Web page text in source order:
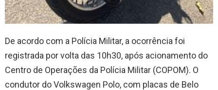
De acordo com a Polícia Militar, a ocorrência foi
registrada por volta das 10h30, após acionamento do
Centro de Operações da Polícia Militar (COPOM). O
condutor do Volkswagen Polo, com placas de Belo